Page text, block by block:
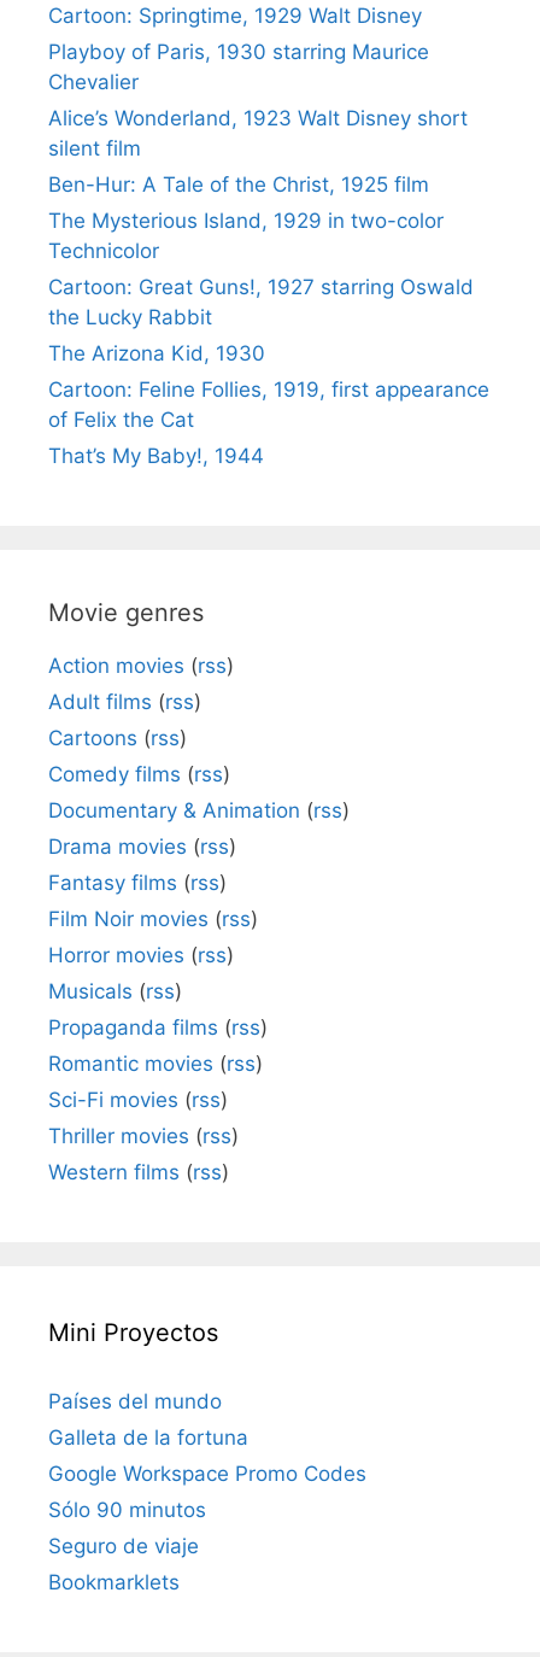
Cartoon: Springtime, 1929 Walt Disney
Playboy of Paris, 1930 starring Maurice
Chevalier
Alice’s Wonderland, 1923 Walt Disney short
silent film
Ben-Hur: A Tale of the Christ, 1925 film
The Mysterious Island, 1929 in two-color
Technicolor
Cartoon: Great Guns!, 1927 starring Oswald
the Lucky Rabbit
The Arizona Kid, 1930
Cartoon: Feline Follies, 1919, first appearance
of Felix the Cat
That’s My Baby!, 1944
Movie genres
Action movies (rss)
Adult films (rss)
Cartoons (rss)
Comedy films (rss)
Documentary & Animation (rss)
Drama movies (rss)
Fantasy films (rss)
Film Noir movies (rss)
Horror movies (rss)
Musicals (rss)
Propaganda films (rss)
Romantic movies (rss)
Sci-Fi movies (rss)
Thriller movies (rss)
Western films (rss)
Mini Proyectos
Países del mundo
Galleta de la fortuna
Google Workspace Promo Codes
Sólo 90 minutos
Seguro de viaje
Bookmarklets